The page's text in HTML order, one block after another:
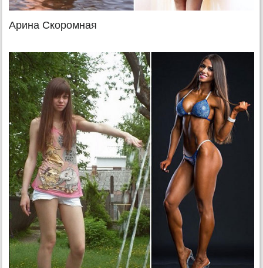
Арина Скоромная